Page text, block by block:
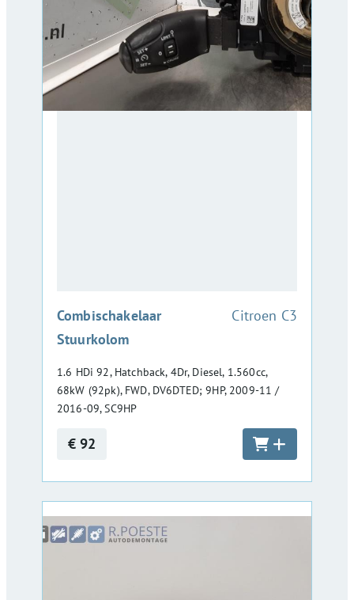
Combischakelaar
Stuurkolom
:Citroen C3
1.6 HDi 92, Hatchback, 4Dr, Diesel, 1.560cc,
68kW (92pk), FWD, DV6DTED; 9HP, 2009-11 /
2016-09, SC9HP
€ 92